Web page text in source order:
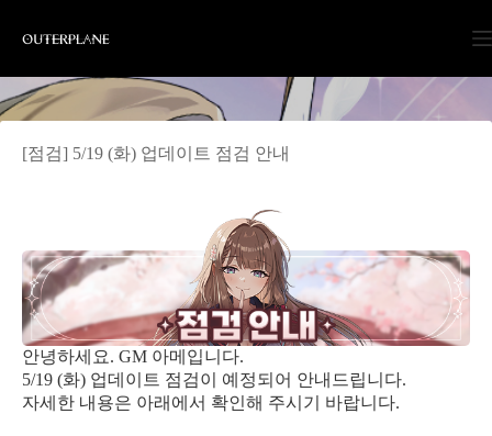
content
[점검] 5/19 (화) 업데이트 점검 안내
안녕하세요. GM 아메입니다.
5/19 (화) 업데이트 점검이 예정되어 안내드립니다.
자세한 내용은 아래에서 확인해 주시기 바랍니다.